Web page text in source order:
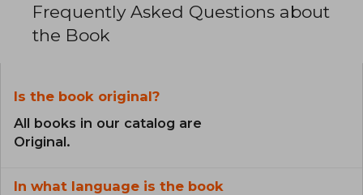
Frequently Asked Questions about
the Book
Is the book original?
All books in our catalog are
Original.
In what language is the book